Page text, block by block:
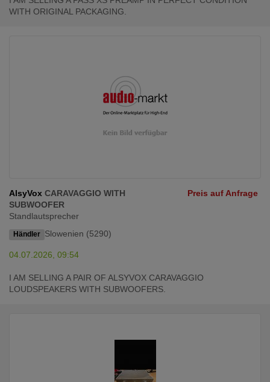
WITH ORIGINAL PACKAGING.
AlsyVox CARAVAGGIO WITH
SUBWOOFER
Standlautsprecher
Händler Slowenien (5290)
Preis auf Anfrage
04.07.2026, 09:54
I AM SELLING A PAIR OF ALSYVOX CARAVAGGIO
LOUDSPEAKERS WITH SUBWOOFERS.